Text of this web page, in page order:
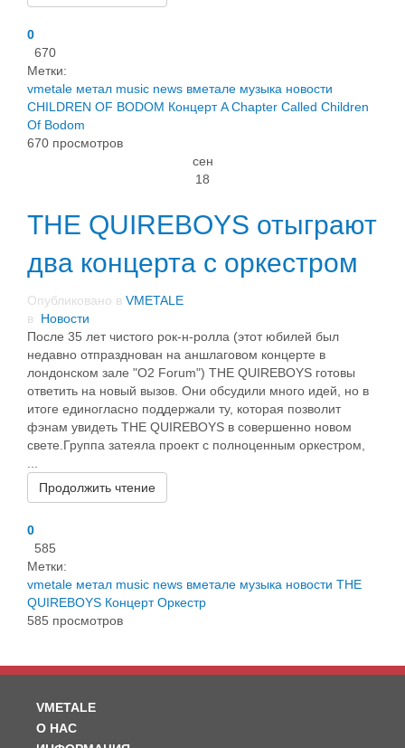
0
670
Метки:
vmetale метал music news вметале музыка новости
CHILDREN OF BODOM Концерт A Chapter Called Children
Of Bodom
670 просмотров
сен
18
THE QUIREBOYS отыграют
два концерта с оркестром
Опубликовано в VMETALE
в Новости
После 35 лет чистого рок-н-ролла (этот юбилей был
недавно отпразднован на аншлаговом концерте в
лондонском зале "O2 Forum") THE QUIREBOYS готовы
ответить на новый вызов. Они обсудили много идей, но в
итоге единогласно поддержали ту, которая позволит
фэнам увидеть THE QUIREBOYS в совершенно новом
свете.Группа затеяла проект с полноценным оркестром,
Продолжить чтение
0
585
Метки:
vmetale метал music news вметале музыка новости THE
QUIREBOYS Концерт Оркестр
585 просмотров
VMETALE
О НАС